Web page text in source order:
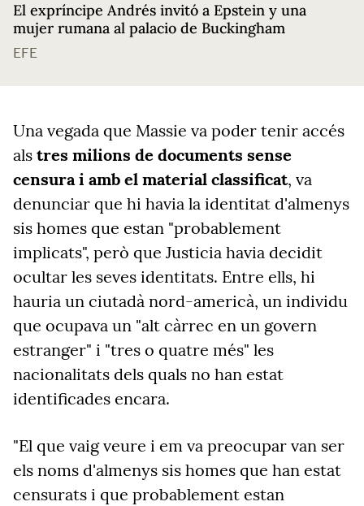
El expríncipe Andrés invitó a Epstein y una
mujer rumana al palacio de Buckingham
EFE
Una vegada que Massie va poder tenir accés
als tres milions de documents sense
censura i amb el material classificat, va
denunciar que hi havia la identitat d'almenys
sis homes que estan "probablement
implicats", però que Justicia havia decidit
ocultar les seves identitats. Entre ells, hi
hauria un ciutadà nord-americà, un individu
que ocupava un "alt càrrec en un govern
estranger" i "tres o quatre més" les
nacionalitats dels quals no han estat
identificades encara.
"El que vaig veure i em va preocupar van ser
els noms d'almenys sis homes que han estat
censurats i que probablement estan